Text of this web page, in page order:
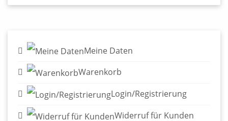
Meine Daten
Warenkorb
Login/Registrierung
Widerruf für Kunden